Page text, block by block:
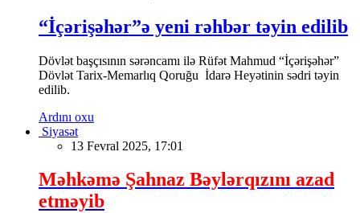
“İçərişəhər”ə yeni rəhbər təyin edilib
Dövlət başçısının sərəncamı ilə Rüfət Mahmud “İçərişəhər”
Dövlət Tarix-Memarlıq Qoruğu İdarə Heyətinin sədri təyin
edilib.
Ardını oxu
Siyasət
13 Fevral 2025, 17:01
Məhkəmə Şahnaz Bəylərqızını azad
etməyib